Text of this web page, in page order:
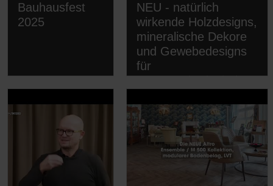
Bauhausfest
2025
NEU - natürlich
wirkende Holzdesigns,
mineralische Dekore
und Gewebedesigns
für